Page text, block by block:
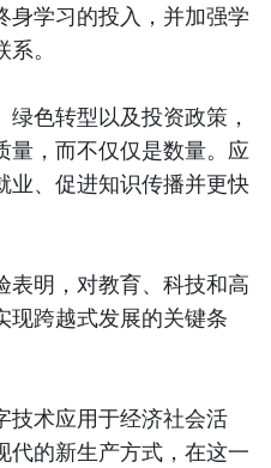
身学习的投入，并加强学
。
色转型以及投资政策，
量，而不仅仅是数量。应
业、促进知识传播并更快
表明，对教育、科技和高
现跨越式发展的关键条
技术应用于经济社会活
代的新生产方式，在这一